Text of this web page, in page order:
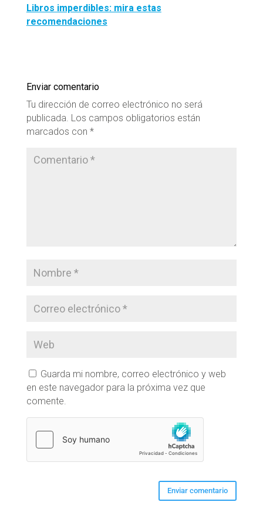
Libros imperdibles: mira estas
recomendaciones
Enviar comentario
Tu dirección de correo electrónico no será
publicada. Los campos obligatorios están
marcados con *
Guarda mi nombre, correo electrónico y web
en este navegador para la próxima vez que
comente.